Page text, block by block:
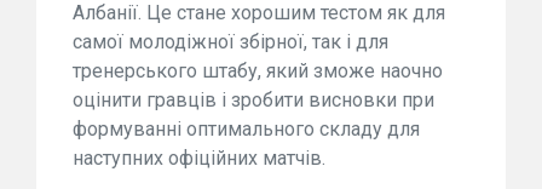
Албанії. Це стане хорошим тестом як для
самої молодіжної збірної, так і для
тренерського штабу, який зможе наочно
оцінити гравців і зробити висновки при
формуванні оптимального складу для
наступних офіційних матчів.